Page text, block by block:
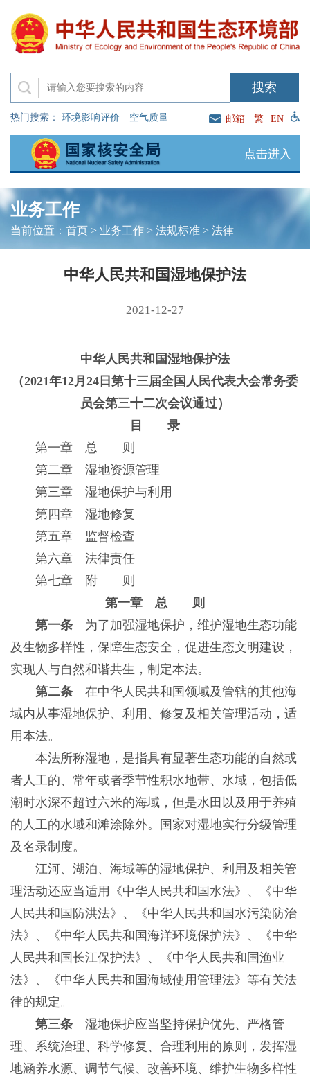
热门搜索： 环境影响评价 空气质量 邮箱 繁 EN
点击进入
业务工作
当前位置： 首页> 业务工作> 法规标准> 法律
中华人民共和国湿地保护法
2021-12-27
中华人民共和国湿地保护法
（2021年12月24日第十三届全国人民代表大会常务委
员会第三十二次会议通过）
目 录
第一章 总 则
第二章 湿地资源管理
第三章 湿地保护与利用
第四章 湿地修复
第五章 监督检查
第六章 法律责任
第七章 附 则
第一章 总 则
第一条为了加强湿地保护，维护湿地生态功能
及生物多样性，保障生态安全，促进生态文明建设，
实现人与自然和谐共生，制定本法。
第二条在中华人民共和国领域及管辖的其他海
域内从事湿地保护、利用、修复及相关管理活动，适
用本法。
本法所称湿地，是指具有显著生态功能的自然或
者人工的、常年或者季节性积水地带、水域，包括低
潮时水深不超过六米的海域，但是水田以及用于养殖
的人工的水域和滩涂除外。国家对湿地实行分级管理
及名录制度。
江河、湖泊、海域等的湿地保护、利用及相关管
理活动还应当适用《中华人民共和国水法》、《中华
人民共和国防洪法》、《中华人民共和国水污染防治
法》、《中华人民共和国海洋环境保护法》、《中华
人民共和国长江保护法》、《中华人民共和国渔业
法》、《中华人民共和国海域使用管理法》等有关法
律的规定。
第三条湿地保护应当坚持保护优先、严格管
理、系统治理、科学修复、合理利用的原则，发挥湿
地涵养水源、调节气候、改善环境、维护生物多样性